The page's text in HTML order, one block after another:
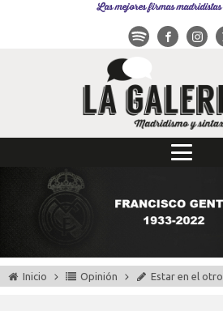
Las mejores firmas
Inicio Opinión Estar en el